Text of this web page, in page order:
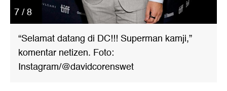
7 / 8
“Selamat datang di DC!!! Superman kamji,”
komentar netizen. Foto:
Instagram/@davidcorenswet